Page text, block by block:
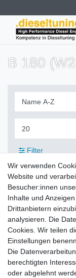
B 180
Filter
Zahlung und Versand
Wir verwenden
Website und
Besucher:innen
Inhalte und
Drittanbietern
analysieren. Die
Cookies. Wir teilen
Einstellungen
Die
berechtigten
oder abgelehnt